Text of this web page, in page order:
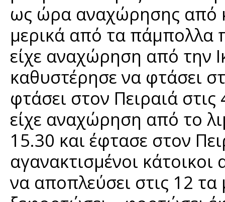
ως ώρα αναχώρησης από
μερικά από τα πάμπολλα
είχε αναχώρηση από την
καθυστέρησε να φτάσει
φτάσει στον Πειραιά
είχε αναχώρηση από το
15.30 και έφτασε στον
αγανακτισμένοι
να αποπλεύσει στις 12 τα